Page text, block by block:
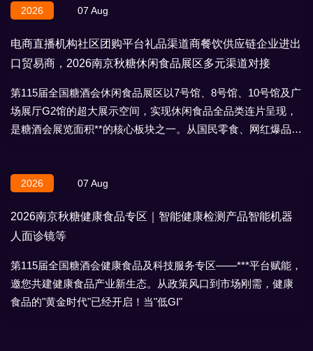
2026 07 Aug
电商直播机构社区团购平台礼品渠道商餐饮供应链企业进出
口贸易商，2026南京秋糖休闲食品展区多元渠道对接
第115届全国糖酒会休闲食品展区以7号馆、8号馆、10号馆及广
场展厅G2馆的超大展示空间，实现休闲食品全品类连片呈现，
是糖酒会展览面积**的核心板块之一。从国民零食、网红爆品到
2026 07 Aug
2026南京秋糖健康食品专区｜智能健康检测产品智能机器
人面诊镜等
第115届全国糖酒会健康食品及科技服务专区——***平台赋能，
邀您共建健康食品产业新生态。从政策风口到市场刚需，健康
食品的"黄金时代"已经开启！当"低GI"